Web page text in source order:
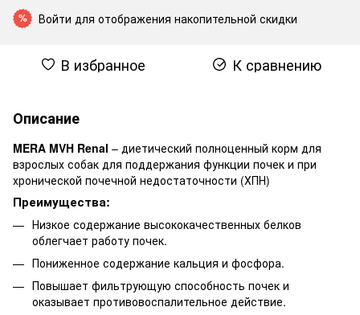
% Войти для отображения накопительной скидки
В избранное К сравнению
Описание
MERA MVH Renal – диетический полноценный корм для
взрослых собак для поддержания функции почек и при
хронической почечной недостаточности (ХПН)
Преимущества:
Низкое содержание высококачественных белков
облегчает работу почек.
Пониженное содержание кальция и фосфора.
Повышает фильтрующую способность почек и
оказывает противовоспалительное действие.